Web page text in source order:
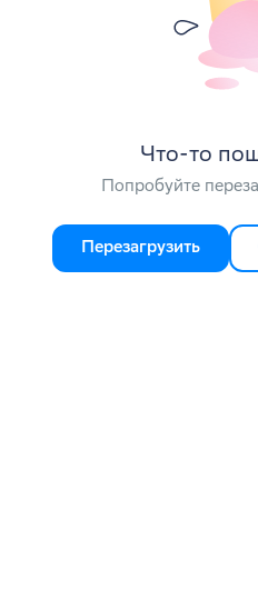
Что-то
Попробуйте
Перезагрузить